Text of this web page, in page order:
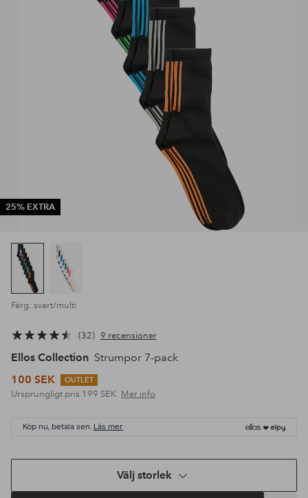
25% EXTRA
Färg: svart/multi
32 9 recensioner
Ellos Collection Strumpor 7-pack
100 SEK
OUTLET
Ursprungligt pris 199 SEK Mer info
Köp nu, betala sen. Läs mer
Välj storlek